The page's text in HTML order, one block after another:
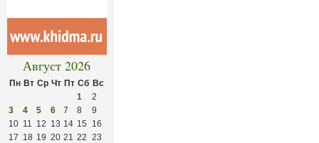
Август 2026
Пн Вт Ср Чт Пт Сб Вс
1
2
3
4 5 6 7 8
9
10 11 12 13 14 15
16
17 18 19 20 21 22 23